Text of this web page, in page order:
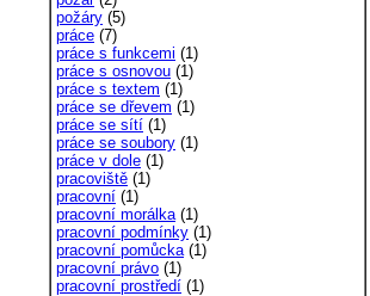
požáry (5)
práce (7)
práce s funkcemi (1)
práce s osnovou (1)
práce s textem (1)
práce se dřevem (1)
práce se sítí (1)
práce se soubory (1)
práce v dole (1)
pracoviště (1)
pracovní (1)
pracovní morálka(1)
pracovní podmínky (1)
pracovní pomůcka(1)
pracovní právo (1)
pracovní prostředí (1)